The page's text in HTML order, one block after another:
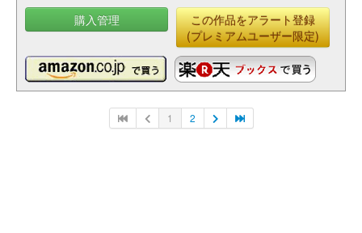
購入管理
この作品をアラート登録
(プレミアムユーザー限定)
1 2